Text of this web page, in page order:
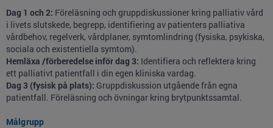
Dag 1 och 2: Föreläsning och gruppdiskussioner kring palliativ vård
i livets slutskede, begrepp, identifiering av patienters palliativa
vårdbehov, regelverk, vårdplaner, symtomlindring (fysiska, psykiska,
sociala och existentiella symtom).
Hemläxa /förberedelse inför dag 3: Identifiera och reflektera kring
ett palliativt patientfall i din egen kliniska vardag.
Dag 3 (fysisk på plats): Gruppdiskussion utgående från egna
patientfall. Föreläsning och övningar kring brytpunktssamtal.
Målgrupp